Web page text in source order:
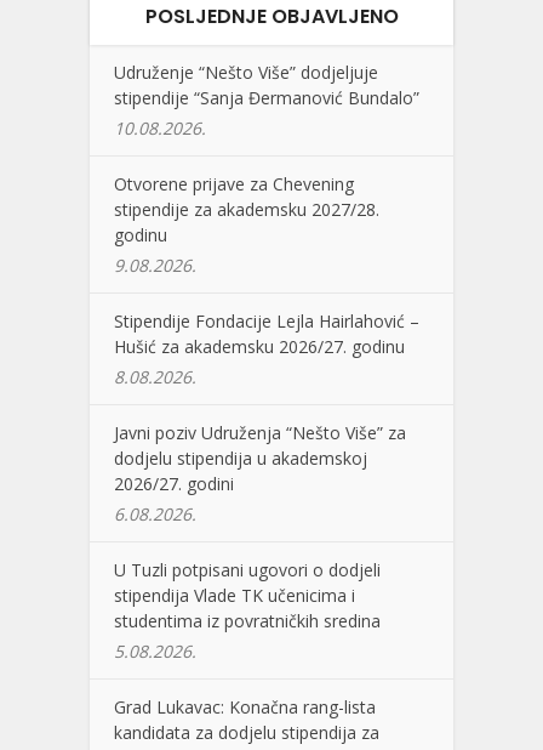
POSLJEDNJE OBJAVLJENO
Udruženje “Nešto Više” dodjeljuje
stipendije “Sanja Đermanović Bundalo”
10.08.2026.
Otvorene prijave za Chevening
stipendije za akademsku 2027/28.
godinu
9.08.2026.
Stipendije Fondacije Lejla Hairlahović –
Hušić za akademsku 2026/27. godinu
8.08.2026.
Javni poziv Udruženja “Nešto Više” za
dodjelu stipendija u akademskoj
2026/27. godini
6.08.2026.
U Tuzli potpisani ugovori o dodjeli
stipendija Vlade TK učenicima i
studentima iz povratničkih sredina
5.08.2026.
Grad Lukavac: Konačna rang-lista
kandidata za dodjelu stipendija za